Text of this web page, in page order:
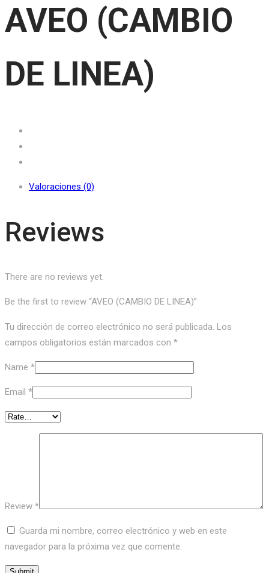
AVEO (CAMBIO
DE LINEA)
Valoraciones (0)
Reviews
There are no reviews yet.
Be the first to review “AVEO (CAMBIO DE LINEA)”
Tu dirección de correo electrónico no será publicada. Los
campos obligatorios están marcados con *
Name *
Email *
Review *
Guarda mi nombre, correo electrónico y web en este
navegador para la próxima vez que comente.